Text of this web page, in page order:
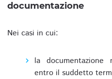
documentazione
Nei casi in cui:
la
entro il suddetto